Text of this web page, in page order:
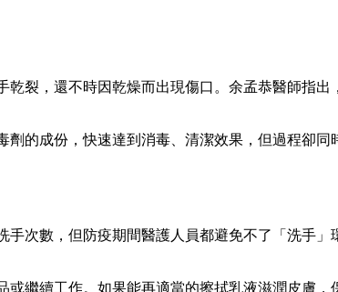
裂，還不時因乾燥而出現傷口。余孟恭醫師指
的成份，快速達到消毒、清潔效果，但過程卻
次數，但防疫期間醫護人員都避免不了「洗手
繼續工作。如果能再適當的擦拭乳液滋潤皮膚